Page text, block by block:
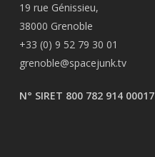
19 rue Génissieu,
38000 Grenoble
+33 (0) 9 52 79 30 01
grenoble@spacejunk.tv
N° SIRET 800 782 914 00017